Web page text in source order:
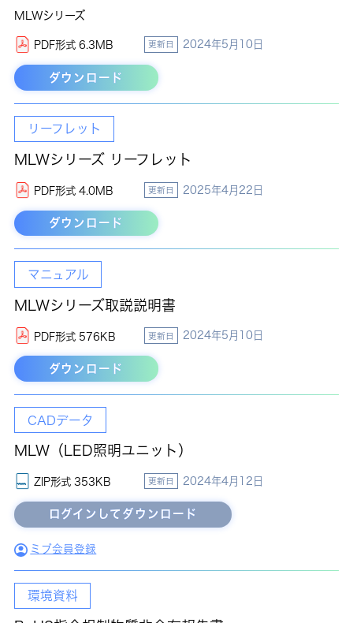
MLWシリーズ
PDF形式 6.3MB 更新日 2024年5月10日
ダウンロード
リーフレット
MLWシリーズ リーフレット
PDF形式 4.0MB 更新日 2025年4月22日
ダウンロード
マニュアル
MLWシリーズ取説説明書
PDF形式 576KB 更新日 2024年5月10日
ダウンロード
CADデータ
MLW（LED照明ユニット）
ZIP形式 353KB 更新日 2024年4月12日
ミブ会員登録
環境資料